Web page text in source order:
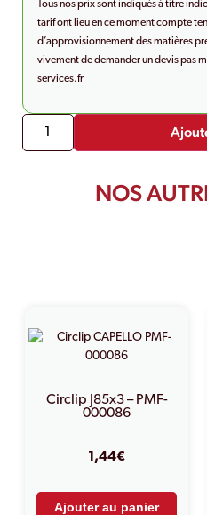
Tous nos prix sont indiqués à titre
tarif ont lieu en ce moment compte
d’approvisionnement des matières
vivement de demander un devis pas
services.fr
NOS
Circlip J85x3 – PMF-
000086
1,44€
Ajouter au panier